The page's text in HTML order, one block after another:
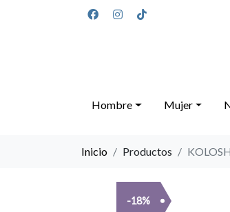
Hombre Mujer
Inicio Productos
-18%